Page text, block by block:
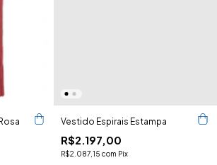
Vestido Espirais Estampa
R$2.197,00
R$2.087,15 com Pix